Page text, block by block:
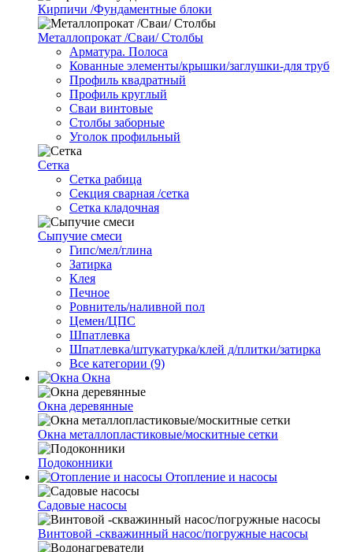
Кирпичи /Фундаментные блоки
Металлопрокат /Сваи/ Столбы
Арматура. Полоса
Кованные элементы/крышки/заглушки-для труб
Профиль квадратный
Профиль круглый
Сваи винтовые
Столбы заборные
Уголок профильный
Сетка
Cетка рабица
Секция сварная /сетка
Сетка кладочная
Сыпучие смеси
Гипс/мел/глина
Затирка
Клея
Печное
Ровнитель/наливной пол
Цемен/ЦПС
Шпатлевка
Шпатлевка/штукатурка/клей д/плитки/затирка
Все категории (9)
Окна
Окна деревянные
Окна металлопластиковые/москитные сетки
Подоконники
Отопление и насосы
Cадовые насосы
Винтовой -скважинный насос/погружные насосы